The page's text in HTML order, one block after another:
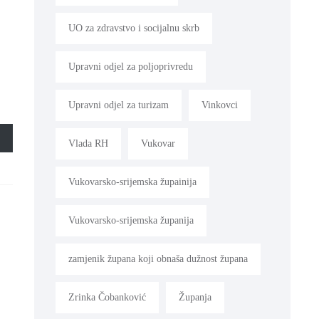
UO za zdravstvo i socijalnu skrb
Upravni odjel za poljoprivredu
Upravni odjel za turizam Vinkovci
Vlada RH Vukovar
Vukovarsko-srijemska župainija
Vukovarsko-srijemska županija
zamjenik župana koji obnaša dužnost župana
Zrinka Čobanković Županja